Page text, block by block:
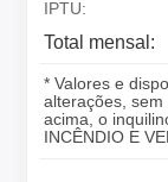
IPTU:
Total mensal:
* Valores e
alterações,
acima, o
INCÊNDIO E